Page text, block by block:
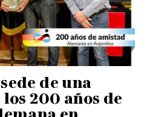
de una
200 años de